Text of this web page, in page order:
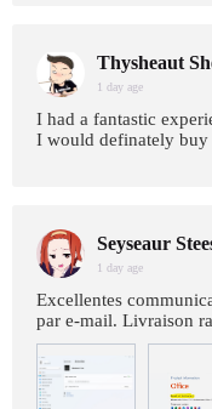
Thysheaut
1 day age
I had a fantastic
I would definately buy
Seyseaur
1 day age
Excellentes
par e-mail. Livraison